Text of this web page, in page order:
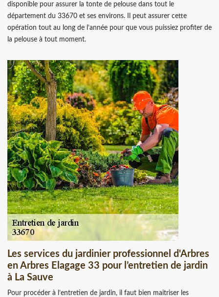
disponible pour assurer la tonte de pelouse dans tout le
département du 33670 et ses environs. Il peut assurer cette
opération tout au long de l’année pour que vous puissiez profiter de
la pelouse à tout moment.
Les services du jardinier professionnel d'Arbres
en Arbres Elagage 33 pour l’entretien de jardin
à La Sauve
Pour procéder à l’entretien de jardin, il faut bien maitriser les